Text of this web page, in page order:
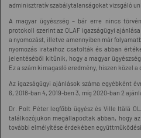
adminisztratív szabálytalanságokat vizsgáló
A magyar ügyészség – bár erre nincs
protokoll szerint az OLAF igazságügyi
a nyomozást, illetve amennyiben már
nyomozás irataihoz csatolták és abban
jelentéséből kitűnik, hogy a magyar
Ez a szám kimagasló eredmény, hiszen közel a
Az igazságügyi ajánlások száma egyébként
6, 2018-ban 4, 2019-ben 3, míg 2020-ban 2
Dr. Polt Péter legfőbb ügyész és Ville Itälä
találkozójukon megállapodtak abban, hogy
további elmélyítése érdekében